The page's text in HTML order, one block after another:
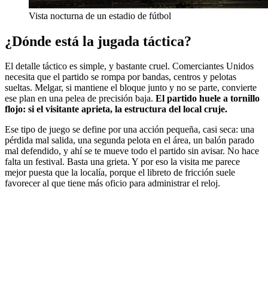
Vista nocturna de un estadio de fútbol
¿Dónde está la jugada táctica?
El detalle táctico es simple, y bastante cruel. Comerciantes Unidos
necesita que el partido se rompa por bandas, centros y pelotas
sueltas. Melgar, si mantiene el bloque junto y no se parte, convierte
ese plan en una pelea de precisión baja. El partido huele a tornillo
flojo: si el visitante aprieta, la estructura del local cruje.
Ese tipo de juego se define por una acción pequeña, casi seca: una
pérdida mal salida, una segunda pelota en el área, un balón parado
mal defendido, y ahí se te mueve todo el partido sin avisar. No hace
falta un festival. Basta una grieta. Y por eso la visita me parece
mejor puesta que la localía, porque el libreto de fricción suele
favorecer al que tiene más oficio para administrar el reloj.